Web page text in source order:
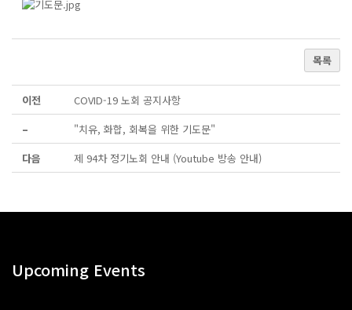
목록
이전
COVID-19 노회 공지사항
–
"치유, 화합, 회복을 위한 기도문"
다음
제 94차 정기노회 안내 (Youtube 방송 안내)
Upcoming Events